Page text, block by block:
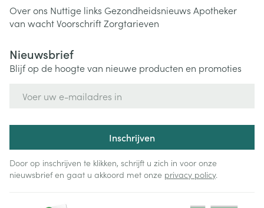
Over ons Nuttige links Gezondheidsnieuws Apotheker
van wachtVoorschriftZorgtarieven
Nieuwsbrief
Blijf op de hoogte van nieuwe producten en promoties
Inschrijven
Door op inschrijven te klikken, schrijft u zich in voor onze
nieuwsbrief en gaat u akkoord met onze privacy policy.